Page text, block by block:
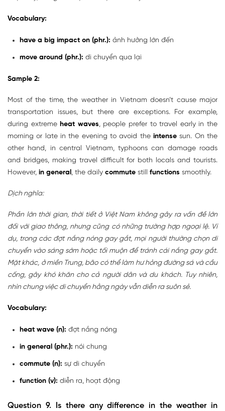
Vocabulary:
have a big impact on (phr.): ảnh hưởng lớn đến
move around (phr.): di chuyển qua lại
Sample 2:
Most of the time, the weather in Vietnam doesn’t cause major
transportation issues, but there are exceptions. For example,
during extreme heat waves, people prefer to travel early in the
morning or late in the evening to avoid the intense sun. On the
other hand, in central Vietnam, typhoons can damage roads
and bridges, making travel difficult for both locals and tourists.
However, in general , the daily commute still functions smoothly.
Dịch nghĩa:
Phần lớn thời gian, thời tiết ở Việt Nam không gây ra vấn đề lớn
đối với giao thông, nhưng cũng có những trường hợp ngoại lệ. Ví
dụ, trong các đợt nắng nóng gay gắt, mọi người thường chọn di
chuyển vào sáng sớm hoặc tối muộn để tránh cái nắng gay gắt.
Mặt khác, ở miền Trung, bão có thể làm hư hỏng đường sá và cầu
cống, gây khó khăn cho cả người dân và du khách. Tuy nhiên,
nhìn chung việc di chuyển hằng ngày vẫn diễn ra suôn sẻ.
Vocabulary:
heat wave (n): đợt nắng nóng
in general (phr.): nói chung
commute (n): sự di chuyển
function (v): diễn ra, hoạt động
Question 9.
Is there any difference in the weather in